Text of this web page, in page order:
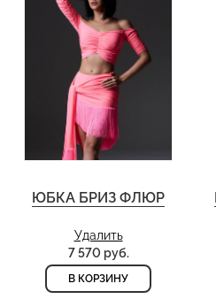
ЮБКА БРИЗ ФЛЮР
Удалить
7 570 руб.
В КОРЗИНУ